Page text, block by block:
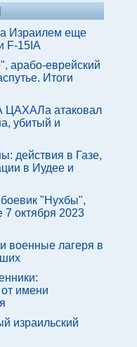
Израилем еще
F-15IA
арабо-еврейский
Итоги
ЦАХАЛа атаковал
убитый и
действия в Газе,
в Иудее и
"Нухбы",
7 октября 2023
военные лагеря в
имени
израильский